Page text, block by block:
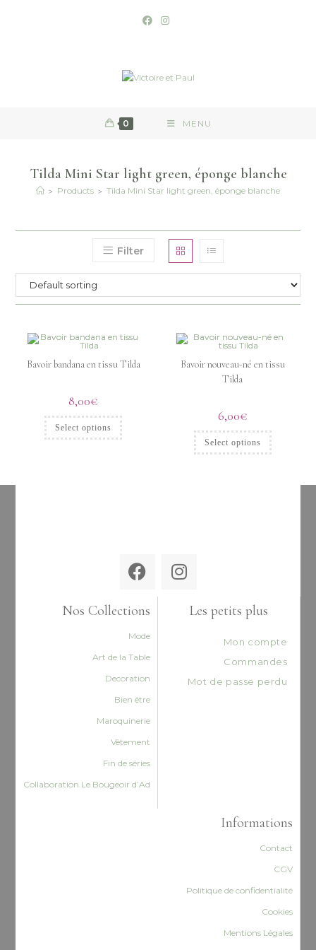
0 MENU
Tilda Mini Star light green, éponge blanche
> Products > Tilda Mini Star light green, éponge blanche
Filter
Bavoir bandana en tissu Tilda
8,00€
Select options
Bavoir nouveau-né en tissu
Tilda
6,00€
Select options
Nos Collections
Mode
Art de la Table
Decoration
Bien être
Maroquinerie
Vêtement
Fin de séries
Collaboration Le Bougeoir d’Ad
Les petits plus
Mon compte
Commandes
Mot de passe perdu
Informations
Contact
CGV
Politique de confidentialité
Cookies
Mentions Légales